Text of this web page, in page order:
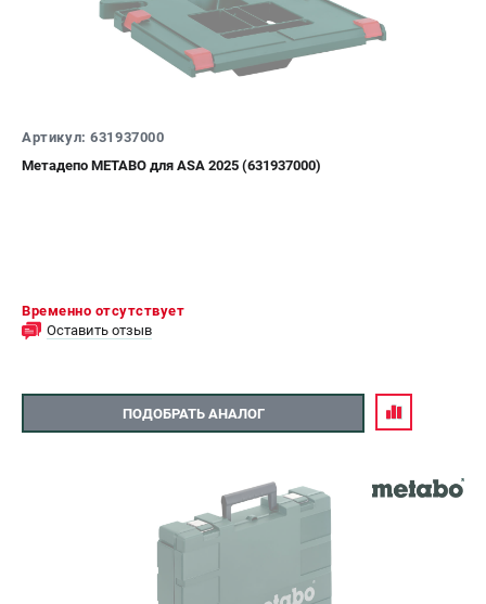
Артикул: 631937000
Метадепо METABO для ASA 2025 (631937000)
Временно отсутствует
Оставить отзыв
ПОДОБРАТЬ АНАЛОГ